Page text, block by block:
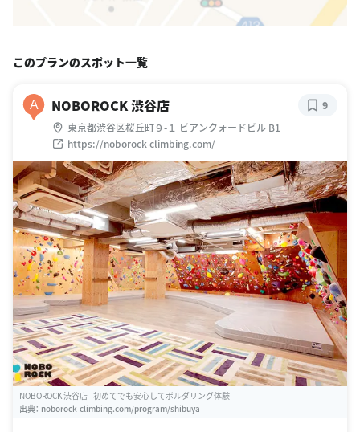
このプランのスポット一覧
A NOBOROCK 渋谷店
東京都渋谷区桜丘町９-１ ビアンクォードビル B1
https://noborock-climbing.com/
9
NOBOROCK 渋谷店 - 初めてでも安心してボルダリング体験
出典： noborock-climbing.com/program/shibuya